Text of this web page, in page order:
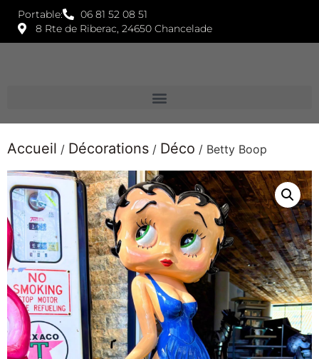
Portable:
06 81 52 08 51
8 Rte de Riberac, 24650 Chancelade
Accueil / Décorations / Déco / Betty Boop